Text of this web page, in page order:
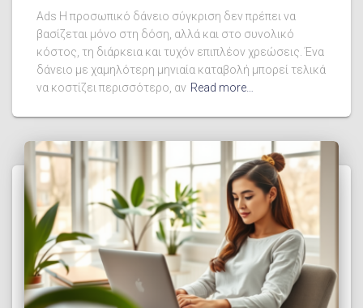
Ads Η προσωπικό δάνειο σύγκριση δεν πρέπει να
βασίζεται μόνο στη δόση, αλλά και στο συνολικό
κόστος, τη διάρκεια και τυχόν επιπλέον χρεώσεις. Ένα
δάνειο με χαμηλότερη μηνιαία καταβολή μπορεί τελικά
να κοστίζει περισσότερο, αν Read more…